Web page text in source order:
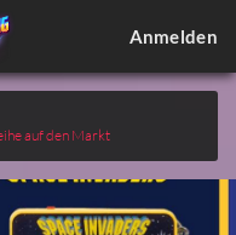
Anmelden
auf den Markt